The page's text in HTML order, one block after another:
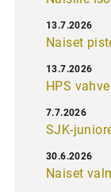
Naiset
13.7.2026
HPS
13.7.2026
SJK-
7.7.2026
Naiset
30.6.2026